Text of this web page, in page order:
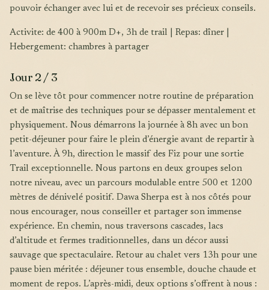
pouvoir échanger avec lui et de recevoir ses précieux conseils.
Activite: de 400 à 900m D+, 3h de trail | Repas: dîner |
Hebergement: chambres à partager
Jour 2 / 3
On se lève tôt pour commencer notre routine de préparation
et de maîtrise des techniques pour se dépasser mentalement et
physiquement. Nous démarrons la journée à 8h avec un bon
petit-déjeuner pour faire le plein d’énergie avant de repartir à
l’aventure. À 9h, direction le massif des Fiz pour une sortie
Trail exceptionnelle. Nous partons en deux groupes selon
notre niveau, avec un parcours modulable entre 500 et 1200
mètres de dénivelé positif. Dawa Sherpa est à nos côtés pour
nous encourager, nous conseiller et partager son immense
expérience. En chemin, nous traversons cascades, lacs
d’altitude et fermes traditionnelles, dans un décor aussi
sauvage que spectaculaire. Retour au chalet vers 13h pour une
pause bien méritée : déjeuner tous ensemble, douche chaude et
moment de repos. L’après-midi, deux options s’offrent à nous :